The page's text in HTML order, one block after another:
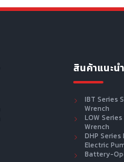
สินค้าแนะนำ
IBT Series
Wrench
LOW
Wrench
DHP
Electric
Battery-